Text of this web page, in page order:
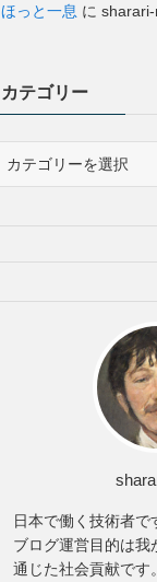
ほっと一息 に
カテゴリー
日本で働く技術者で
ブログ運営目的は我
通じた社会貢献です。